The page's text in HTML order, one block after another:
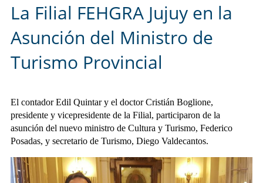
La Filial FEHGRA Jujuy en la
Asunción del Ministro de
Turismo Provincial
El contador Edil Quintar y el doctor Cristián Boglione,
presidente y vicepresidente de la Filial, participaron de la
asunción del nuevo ministro de Cultura y Turismo, Federico
Posadas, y secretario de Turismo, Diego Valdecantos.